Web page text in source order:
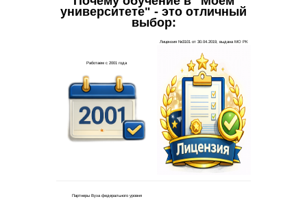
университете" - это отличный
выбор: